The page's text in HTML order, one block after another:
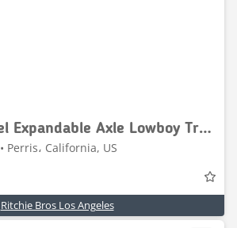
Cozad 16-Wheel Expandable Axle Lowboy Trailer
لوادر منخفضة • 1978 • Perris، California, US
Ritchie Bros Los Angeles